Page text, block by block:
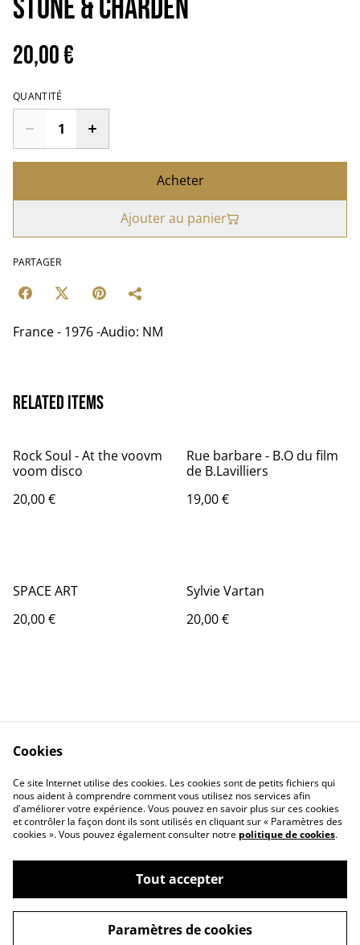
STONE & CHARDEN
20,00 €
QUANTITÉ
Acheter
Ajouter au panier
PARTAGER
France - 1976 -Audio: NM
Related items
Rock Soul - At the voovm
voom disco
20,00 €
Rue barbare - B.O du film
de B.Lavilliers
19,00 €
SPACE ART
20,00 €
Sylvie Vartan
20,00 €
Politique de
confidentialité
Politique de cookies
Calendrier:
Brocantes,Bourse...
©2026VINYLSHOP85
powered by
Cookies
Ce site Internet utilise des cookies. Les cookies sont de petits fichiers qui
nous aident à comprendre comment vous utilisez nos services afin
d'améliorer votre expérience. Vous pouvez en savoir plus sur ces cookies
et contrôler la façon dont ils sont utilisés en cliquant sur « Paramètres des
cookies ». Vous pouvez également consulter notre politique de cookies.
Tout accepter
Paramètres de cookies